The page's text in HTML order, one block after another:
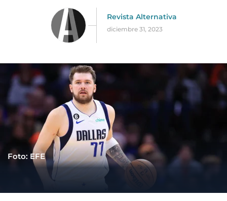
Revista Alternativa
diciembre 31, 2023
Foto: EFE